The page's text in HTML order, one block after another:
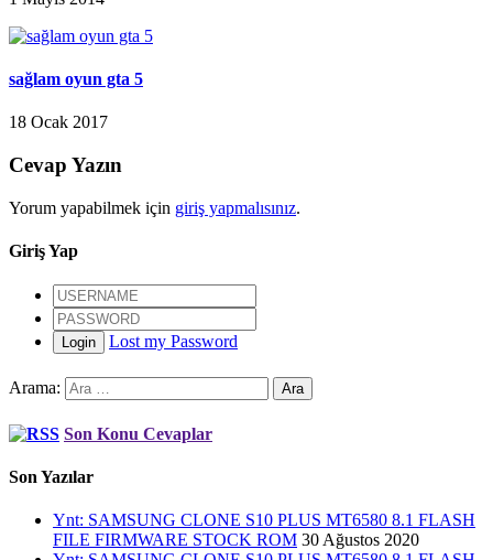
sağlam oyun gta 5
18 Ocak 2017
Cevap Yazın
Yorum yapabilmek için giriş yapmalısınız.
Giriş Yap
Login Lost my Password
Arama:
Son Konu Cevaplar
Son Yazılar
Ynt: SAMSUNG CLONE S10 PLUS MT6580 8.1 FLASH
FILE FIRMWARE STOCK ROM 30 Ağustos 2020